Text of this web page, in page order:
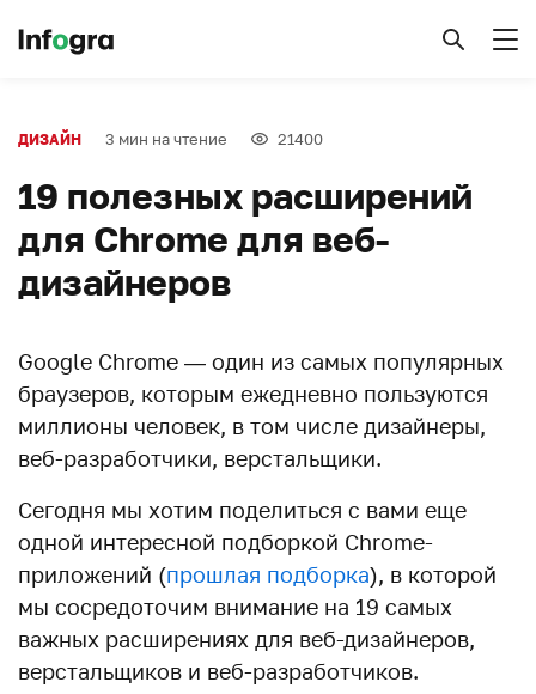
ДИЗАЙН 3 мин на чтение 21400
19 полезных расширений
для Chrome для веб-
дизайнеров
Google Chrome — один из самых популярных
браузеров, которым ежедневно пользуются
миллионы человек, в том числе дизайнеры,
веб-разработчики, верстальщики.
Сегодня мы хотим поделиться с вами еще
одной интересной подборкой Chrome-
приложений (прошлая подборка), в которой
мы сосредоточим внимание на 19 самых
важных расширениях для веб-дизайнеров,
верстальщиков и веб-разработчиков.